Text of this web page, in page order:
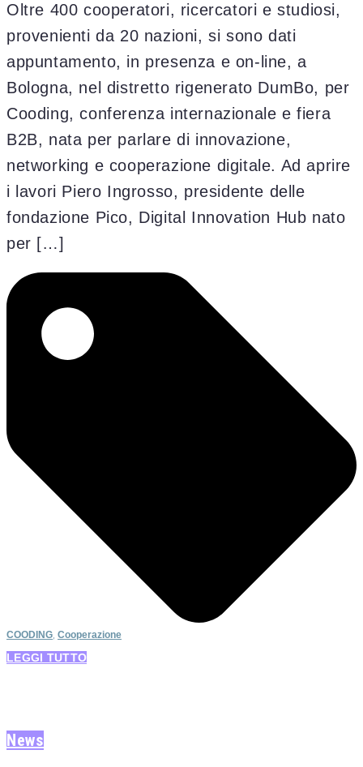
Oltre 400 cooperatori, ricercatori e studiosi,
provenienti da 20 nazioni, si sono dati
appuntamento, in presenza e on-line, a
Bologna, nel distretto rigenerato DumBo, per
Cooding, conferenza internazionale e fiera
B2B, nata per parlare di innovazione,
networking e cooperazione digitale. Ad aprire
i lavori Piero Ingrosso, presidente delle
fondazione Pico, Digital Innovation Hub nato
per […]
COODING Cooperazione
LEGGI TUTTO
News